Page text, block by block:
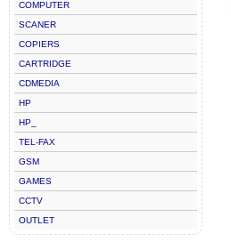
COMPUTER
SCANER
COPIERS
CARTRIDGE
CDMEDIA
HP
HP_
TEL-FAX
GSM
GAMES
CCTV
OUTLET